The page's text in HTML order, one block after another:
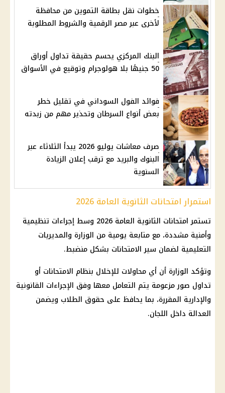
خطوات نقل بطاقة التموين من محافظة
لأخرى عبر مصر الرقمية والشروط المطلوبة
البنك المركزي يحسم حقيقة تداول أوراق
50 جنيهًا بلا هولوجرام وتوقيع في الأسواق
فوائد الفول السوداني في تقليل خطر
بعض أنواع السرطان وتحذير مهم من زبدته
صرف معاشات يوليو 2026 يبدأ الثلاثاء عبر
البنوك والبريد مع ترقب إعلان الزيادة
السنوية
استمرار امتحانات الثانوية العامة 2026
تستمرامتحانات الثانوية العامة 2026
وسط إجراءات تنظيمية
وأمنية مشددة، مع متابعة يومية من الوزارة والمديريات
التعليمية لضمان سير الامتحانات بشكل منضبط.
وتؤكد الوزارة أن أي محاولات للإخلال بنظام الامتحانات أو
تداول صور مزعومة يتم التعامل معها وفق الإجراءات القانونية
والإدارية المقررة، بما يحافظ على حقوق الطلاب ويضمن
العدالة داخل اللجان.